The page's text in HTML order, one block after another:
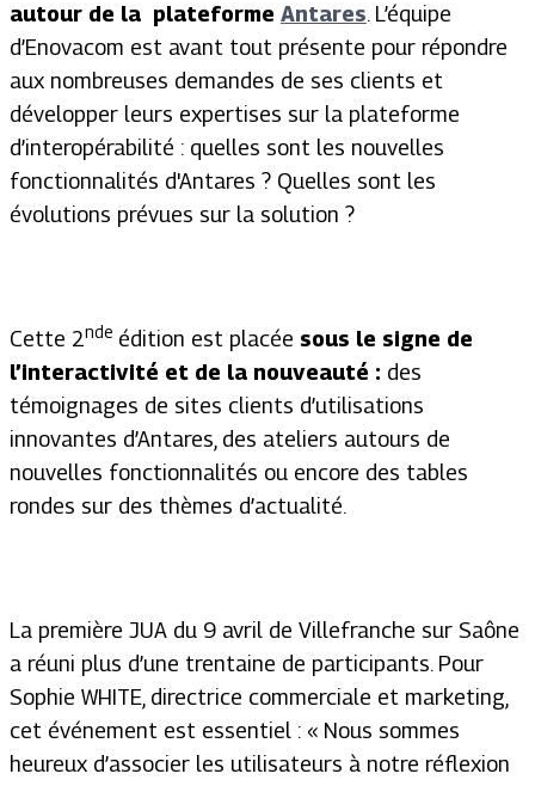
autour de la plateforme Antares. L’équipe
d’Enovacom est avant tout présente pour répondre
aux nombreuses demandes de ses clients et
développer leurs expertises sur la plateforme
d’interopérabilité : quelles sont les nouvelles
fonctionnalités d'Antares ? Quelles sont les
évolutions prévues sur la solution ?
Cette 2nde édition est placée sous le signe de
l’interactivité et de la nouveauté : des
témoignages de sites clients d’utilisations
innovantes d’Antares, des ateliers autours de
nouvelles fonctionnalités ou encore des tables
rondes sur des thèmes d’actualité.
La première JUA du 9 avril de Villefranche sur Saône
a réuni plus d’une trentaine de participants. Pour
Sophie WHITE, directrice commerciale et marketing,
cet événement est essentiel : « Nous sommes
heureux d’associer les utilisateurs à notre réflexion